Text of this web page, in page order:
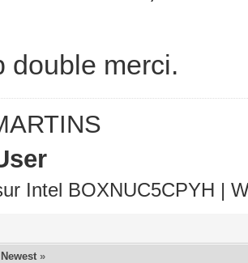
double merci.
Intel BOXNUC5CPYH |
»